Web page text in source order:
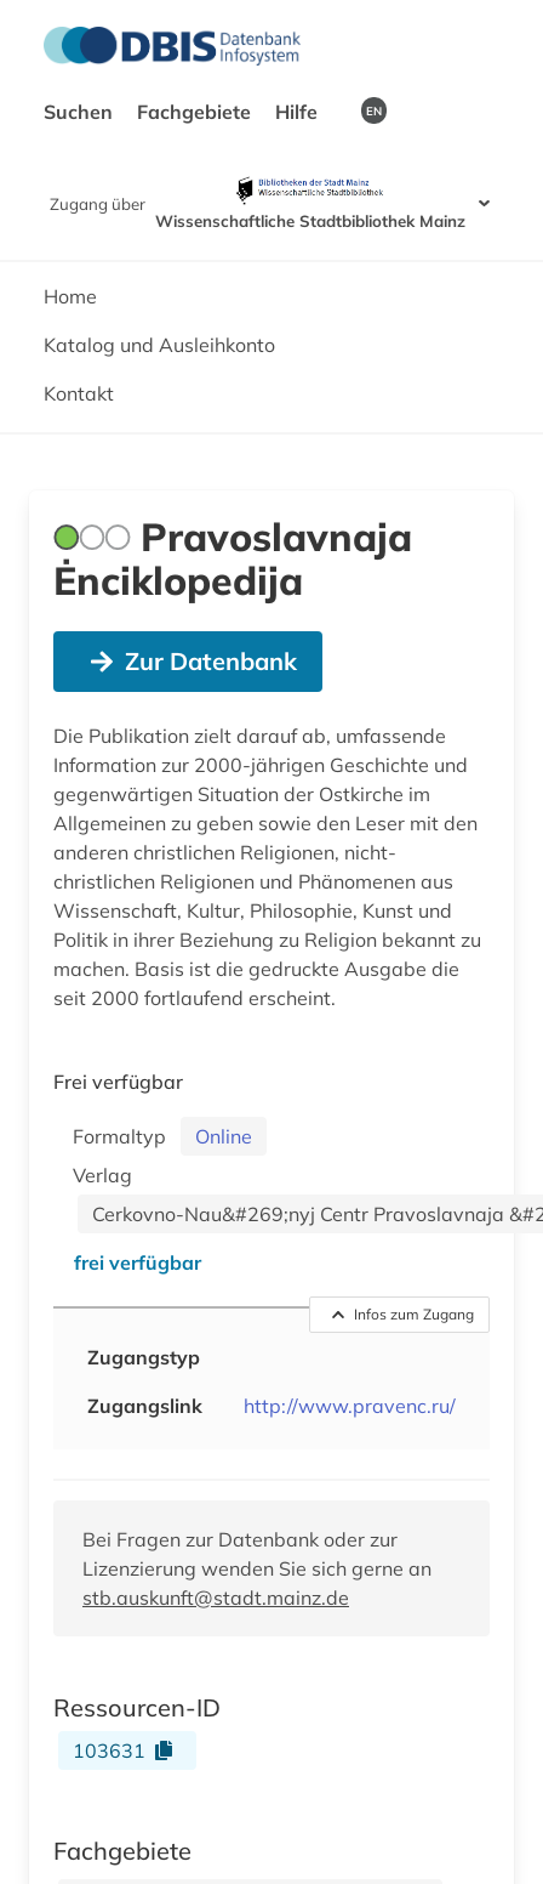
Suchen Fachgebiete Hilfe EN
Zugang über
Wissenschaftliche Stadtbibliothek Mainz
Home
Katalog und Ausleihkonto
Kontakt
Pravoslavnaja
Ėnciklopedija
Zur Datenbank
Die Publikation zielt darauf ab, umfassende
Information zur 2000-jährigen Geschichte und
gegenwärtigen Situation der Ostkirche im
Allgemeinen zu geben sowie den Leser mit den
anderen christlichen Religionen, nicht-
christlichen Religionen und Phänomenen aus
Wissenschaft, Kultur, Philosophie, Kunst und
Politik in ihrer Beziehung zu Religion bekannt zu
machen. Basis ist die gedruckte Ausgabe die
seit 2000 fortlaufend erscheint.
Frei verfügbar
Formaltyp
Online
Verlag
Cerkovno-Nau&#269;nyj Centr Pravoslavnaja
frei verfügbar
Infos zum Zugang
Zugangstyp
Zugangslink
http://www.pravenc.ru/
Bei Fragen zur Datenbank oder zur
Lizenzierung wenden Sie sich gerne an
stb.auskunft@stadt.mainz.de
Ressourcen-ID
103631
Fachgebiete